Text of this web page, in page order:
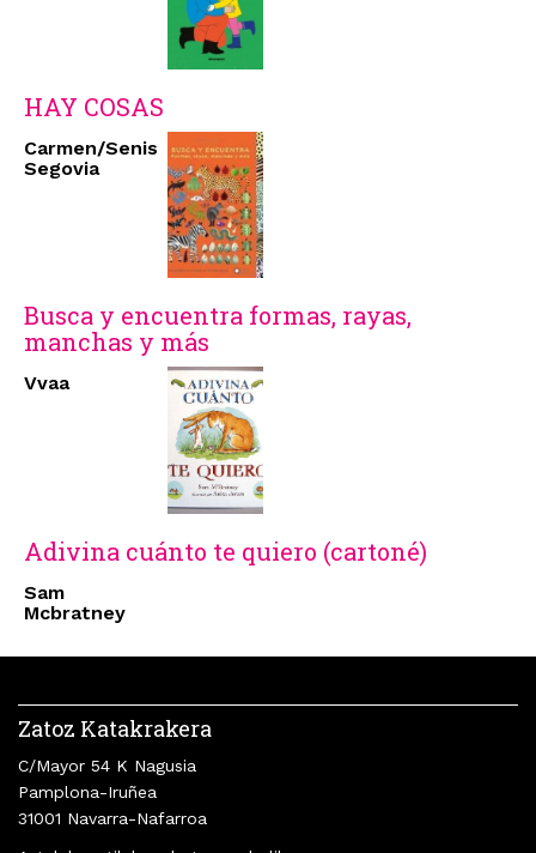
HAY COSAS
Carmen/Senis
Segovia
Busca y encuentra formas, rayas,
manchas y más
Vvaa
Adivina cuánto te quiero (cartoné)
Sam
Mcbratney
Zatoz Katakrakera
C/Mayor 54 K Nagusia
Pamplona-Iruñea
31001 Navarra-Nafarroa